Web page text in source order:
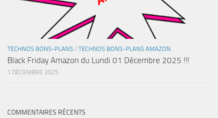
TECHNOS BONS-PLANS / TECHNOS BONS-PLANS AMAZON
Black Friday Amazon du Lundi 01 Décembre 2025 !!!
1 DÉCEMBRE 2025
COMMENTAIRES RÉCENTS